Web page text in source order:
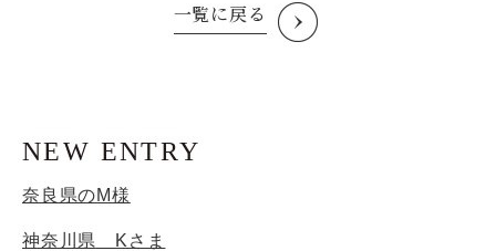
一覧に戻る
NEW ENTRY
奈良県のM様
神奈川県 Kさま